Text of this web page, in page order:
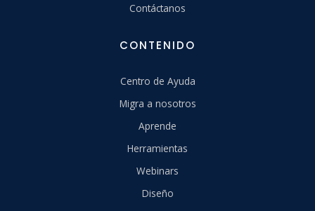
Contáctanos
CONTENIDO
Centro de Ayuda
Migra a nosotros
Aprende
Herramientas
Webinars
Diseño